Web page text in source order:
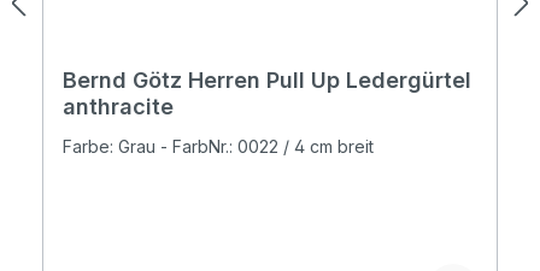
Bernd Götz Herren Pull Up Ledergürtel
anthracite
Farbe: Grau - FarbNr.: 0022 / 4 cm breit